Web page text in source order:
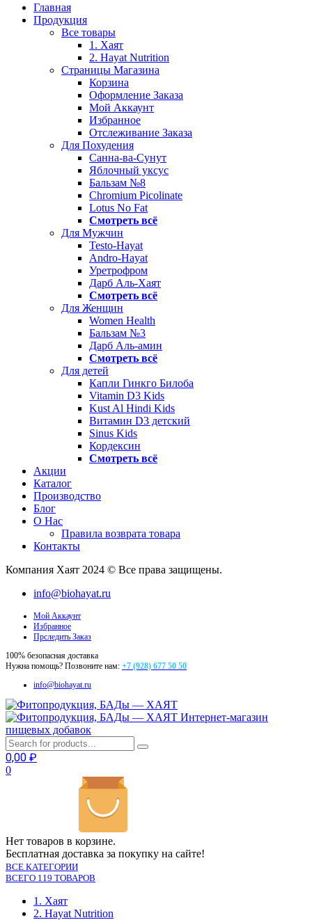
Главная
Продукция
Все товары
1. Хаят
2. Hayat Nutrition
Страницы Магазина
Корзина
Оформление Заказа
Мой Аккаунт
Избранное
Отслеживание Заказа
Для Похудения
Санна-ва-Сунут
Яблочный уксус
Бальзам №8
Chromium Picolinate
Lotus No Fat
Смотреть всё
Для Мужчин
Testo-Hayat
Andro-Hayat
Уретрофром
Дарб Аль-Хаят
Смотреть всё
Для Женщин
Women Health
Бальзам №3
Дарб Аль-амин
Смотреть всё
Для детей
Капли Гинкго Билоба
Vitamin D3 Kids
Kust Al Hindi Kids
Витамин D3 детский
Sinus Kids
Кордексин
Смотреть всё
Акции
Каталог
Производство
Блог
О Нас
Правила возврата товара
Контакты
Компания Хаят 2024 © Все права защищены.
info@biohayat.ru
Мой Аккаунт
Избранное
Прследить Заказ
100% безопасная доставка
Нужна помощь? Позвоните нам: +7 (928) 677 50 50
info@biohayat.ru
Интернет-магазин
пищевых добавок
0,00 ₽
0
Нет товаров в корзине.
Бесплатная доставка за покупку на сайте!
ВСЕ КАТЕГОРИИ
ВСЕГО 119 ТОВАРОВ
1. Хаят
2. Hayat Nutrition